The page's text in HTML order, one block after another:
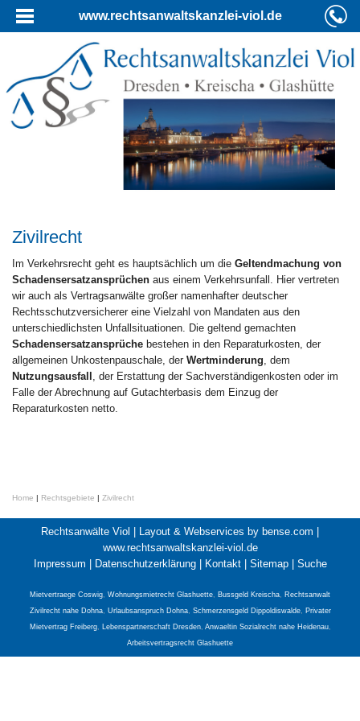
www.rechtsanwaltskanzlei-viol.de
Zivilrecht
Im Verkehrsrecht geht es hauptsächlich um die Geltendmachung von
Schadensersatzansprüchen aus einem Verkehrsunfall. Hier vertreten
wir auch als Vertragsanwälte großer namenhafter deutscher
Rechtsschutzversicherer eine Vielzahl von Mandaten aus den
unterschiedlichsten Unfallsituationen. Die geltend gemachten
Schadensersatzansprüche bestehen in den Reparaturkosten, der
allgemeinen Unkostenpauschale, der Wertminderung , dem
Nutzungsausfall , der Erstattung der Sachverständigenkosten oder im
Falle der Abrechnung auf Gutachterbasis dem Einzug der
Reparaturkosten netto.
Home | Rechtsgebiete | Zivilrecht
Rechtsanwälte Viol | Layout & Webservices by bense.com |
www.rechtsanwaltskanzlei-viol.de
Impressum | Datenschutzerklärung| Kontakt| Sitemap| Suche
Mietvertraege Coswig, Wohnungsmietrecht Glashuette, Bussgeld Kreischa, Rechtsanwalt
Zivilrecht nahe Dohna, Urlaubsanspruch Dohna, Schmerzensgeld Dippoldiswalde, Privater
Mietvertrag Freiberg, Lebenspartnerschaft Dresden, Anwaeltin Sozialrecht nahe Heidenau,
Arbeitsvertragsrecht Glashuette